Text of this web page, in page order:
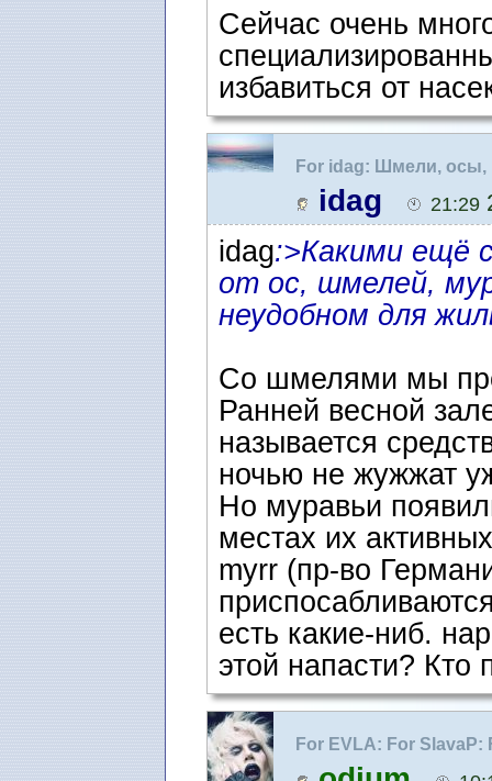
Сейчас очень
избавиться от
For idag: Шмели, осы,
idag 21:29
idag:>Какими ещё
от ос, шмелей,
неудобном для
Со шмелями мы
Ранней весной
называется
ночью не жужжат
Но муравьи
местах их
myrr (пр-во
есть какие-ниб.
этой напасти? Кто
For EVLA: For
разные жучки ...